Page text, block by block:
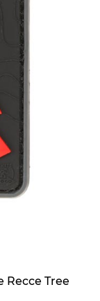
Recce Tree